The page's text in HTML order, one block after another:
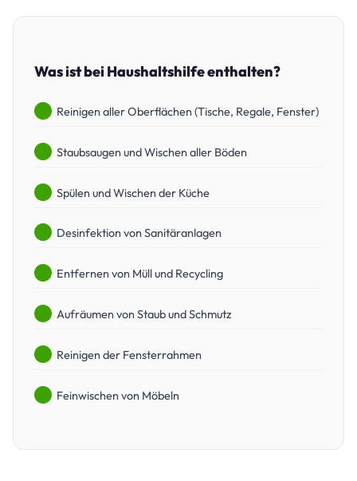
Was ist bei Haushaltshilfe enthalten?
Reinigen aller Oberflächen (Tische, Regale, Fenster)
Staubsaugen und Wischen aller Böden
Spülen und Wischen der Küche
Desinfektion von Sanitäranlagen
Entfernen von Müll und Recycling
Aufräumen von Staub und Schmutz
Reinigen der Fensterrahmen
Feinwischen von Möbeln